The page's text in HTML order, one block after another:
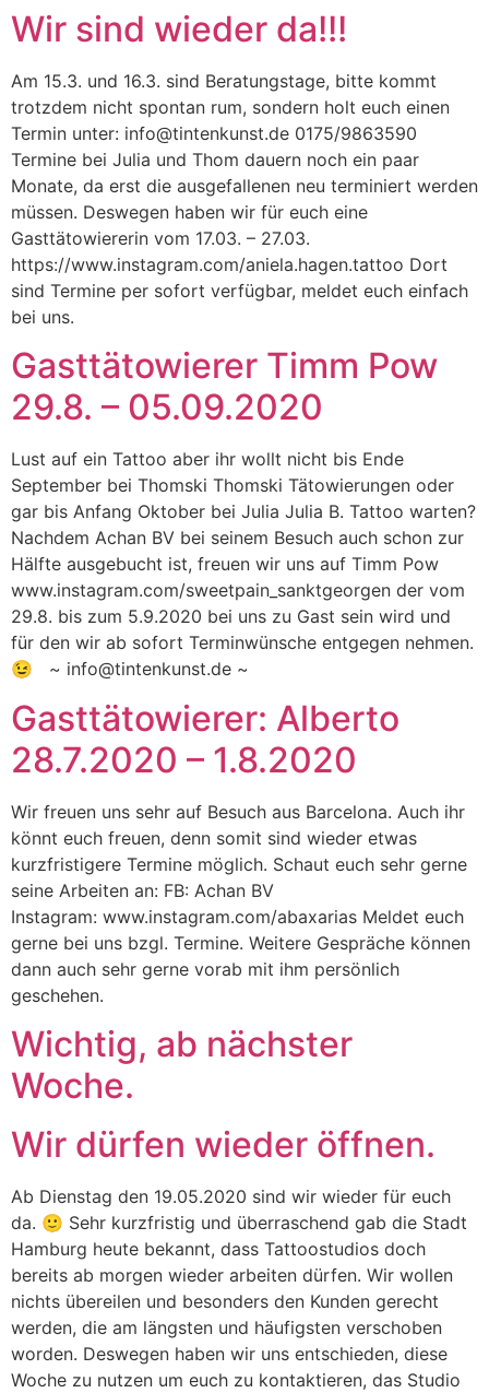
Zum
Inhalt
springen
Wir sind wieder da!!!
Am 15.3. und 16.3. sind Beratungstage, bitte kommt
trotzdem nicht spontan rum, sondern holt euch einen
Termin unter: info@tintenkunst.de 0175/9863590
Termine bei Julia und Thom dauern noch ein paar
Monate, da erst die ausgefallenen neu terminiert werden
müssen. Deswegen haben wir für euch eine
Gasttätowiererin vom 17.03. – 27.03.
https://www.instagram.com/aniela.hagen.tattoo Dort
sind Termine per sofort verfügbar, meldet euch einfach
bei uns.
Gasttätowierer Timm Pow
29.8. – 05.09.2020
Lust auf ein Tattoo aber ihr wollt nicht bis Ende
September bei Thomski Thomski Tätowierungen oder
gar bis Anfang Oktober bei Julia Julia B. Tattoo warten?
Nachdem Achan BV bei seinem Besuch auch schon zur
Hälfte ausgebucht ist, freuen wir uns auf Timm Pow
www.instagram.com/sweetpain_sanktgeorgen der vom
29.8. bis zum 5.9.2020 bei uns zu Gast sein wird und
für den wir ab sofort Terminwünsche entgegen nehmen.
😉 ~ info@tintenkunst.de ~
Gasttätowierer: Alberto
28.7.2020 – 1.8.2020
Wir freuen uns sehr auf Besuch aus Barcelona. Auch ihr
könnt euch freuen, denn somit sind wieder etwas
kurzfristigere Termine möglich. Schaut euch sehr gerne
seine Arbeiten an: FB: Achan BV
Instagram: www.instagram.com/abaxarias Meldet euch
gerne bei uns bzgl. Termine. Weitere Gespräche können
dann auch sehr gerne vorab mit ihm persönlich
geschehen.
Wichtig, ab nächster
Woche.
Wir dürfen wieder öffnen.
Ab Dienstag den 19.05.2020 sind wir wieder für euch
da. 🙂 Sehr kurzfristig und überraschend gab die Stadt
Hamburg heute bekannt, dass Tattoostudios doch
bereits ab morgen wieder arbeiten dürfen. Wir wollen
nichts übereilen und besonders den Kunden gerecht
werden, die am längsten und häufigsten verschoben
worden. Deswegen haben wir uns entschieden, diese
Woche zu nutzen um euch zu kontaktieren, das Studio